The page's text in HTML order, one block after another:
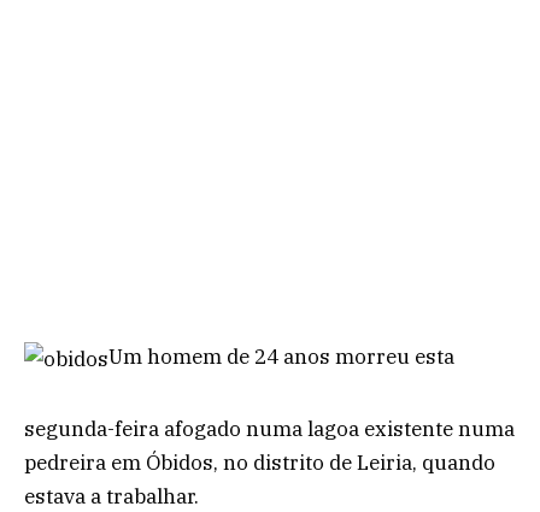
Um homem de 24 anos morreu esta
segunda-feira afogado numa lagoa existente numa
pedreira em Óbidos, no distrito de Leiria, quando
estava a trabalhar.